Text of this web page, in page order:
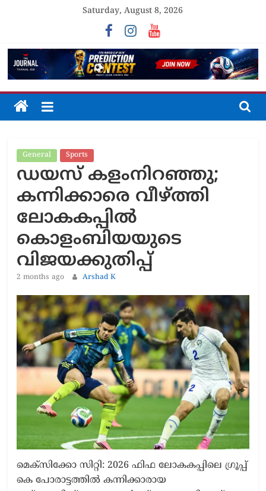
Saturday, August 8, 2026
The
Unfolding
The
General Sports
ഡയസ് കളംനിറഞ്ഞു;
കന്നിക്കാരെ വീഴ്ത്തി
ലോകകപ്പിൽ
കൊളംബിയയുടെ
വിജയക്കുതിപ്പ്
2 months ago Arshad K
മെക്സിക്കോ സിറ്റി: 2026 ഫിഫ ലോകകപ്പിലെ ഗ്രൂപ്പ്
കെ പോരാട്ടത്തിൽ കന്നിക്കാരായ